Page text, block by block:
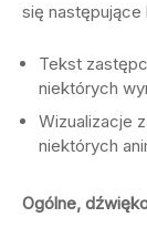
się następujące
Tekst
niektórych
Wizualizacje
niektórych
Ogólne,